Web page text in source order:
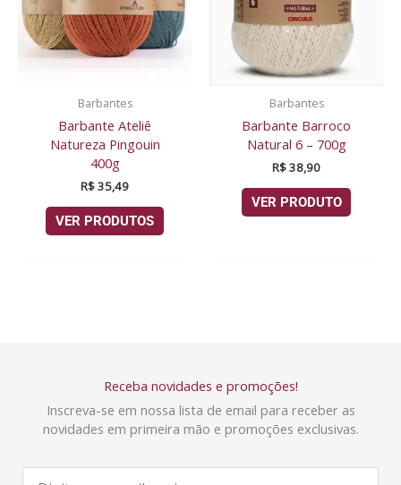
Barbantes
Barbante Ateliê
Natureza Pingouin
400g
R$35,49
VER PRODUTOS
Barbantes
Barbante Barroco
Natural 6 – 700g
R$38,90
VER PRODUTO
Receba novidades e promoções!
Inscreva-se em nossa lista de email para receber as
novidades em primeira mão e promoções exclusivas.